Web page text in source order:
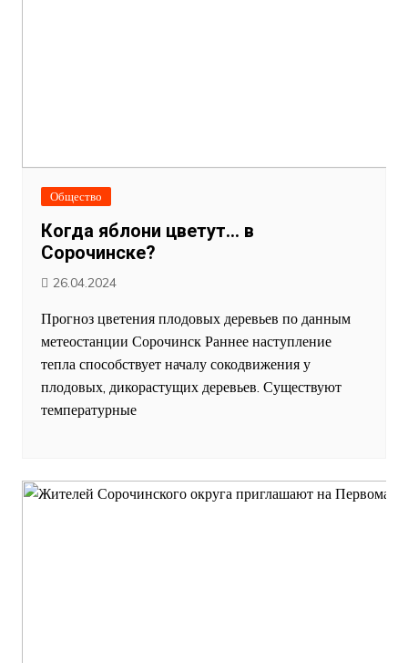
Общество
Когда яблони цветут… в
Сорочинске?
26.04.2024
Прогноз цветения плодовых деревьев по данным
метеостанции Сорочинск Раннее наступление
тепла способствует началу сокодвижения у
плодовых, дикорастущих деревьев. Существуют
температурные